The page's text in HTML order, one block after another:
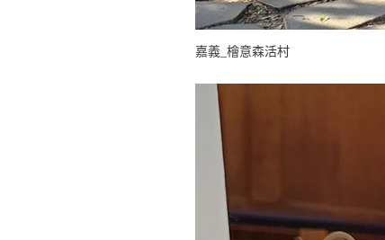
嘉義_檜意森活村